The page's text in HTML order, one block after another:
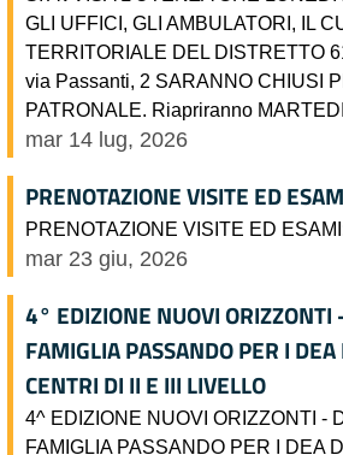
GLI UFFICI, GLI AMBULATORI, IL
TERRITORIALE DEL DISTRETTO
via Passanti, 2 SARANNO CHIUSI
PATRONALE. Riapriranno
mar 14 lug, 2026
PRENOTAZIONE VISITE ED
PRENOTAZIONE VISITE ED
mar 23 giu, 2026
4° EDIZIONE NUOVI ORIZZONTI
FAMIGLIA PASSANDO PER I
CENTRI DI II E III LIVELLO
4^ EDIZIONE NUOVI ORIZZONTI -
FAMIGLIA PASSANDO PER I DEA